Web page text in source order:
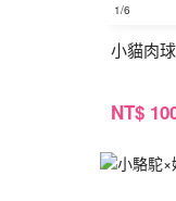
1/6
小貓肉
NT$